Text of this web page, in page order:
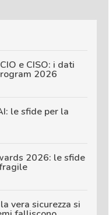
e CISO: i dati
2026
le sfide per la
2026: le sfide
vera sicurezza si